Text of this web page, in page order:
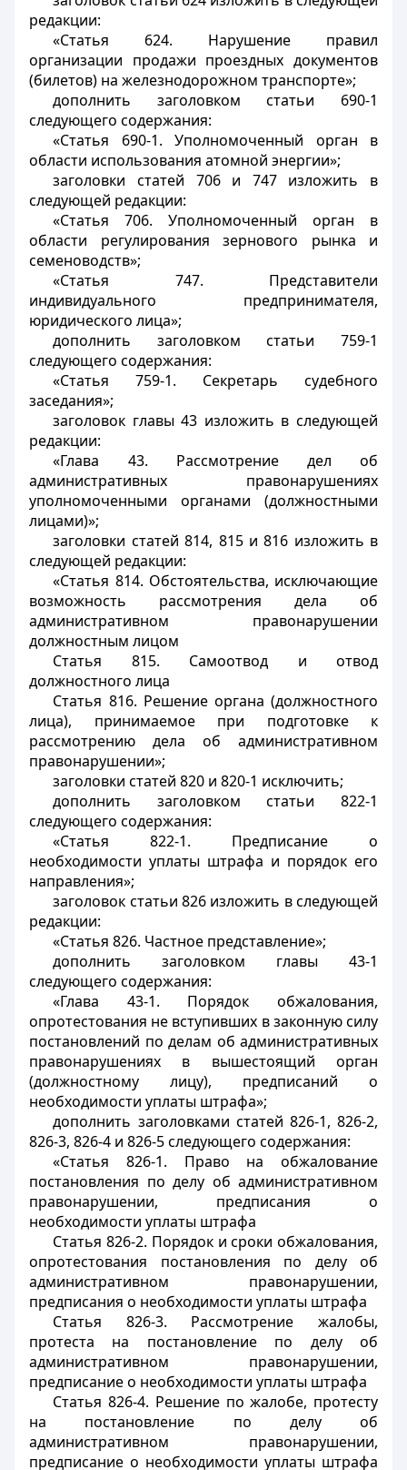
редакции:
«Статья 624. Нарушение правил
организации продажи проездных документов
(билетов) на железнодорожном транспорте»;
дополнить заголовком статьи 690-1
следующего содержания:
«Статья 690-1. Уполномоченный орган в
области использования атомной энергии»;
заголовки статей 706 и 747 изложить в
следующей редакции:
«Статья 706. Уполномоченный орган в
области регулирования зернового рынка и
семеноводств»;
«Статья 747. Представители
индивидуального предпринимателя,
юридического лица»;
дополнить заголовком статьи 759-1
следующего содержания:
«Статья 759-1. Секретарь судебного
заседания»;
заголовок главы 43 изложить в следующей
редакции:
«Глава 43. Рассмотрение дел об
административных правонарушениях
уполномоченными органами (должностными
лицами)»;
заголовки статей 814, 815 и 816 изложить в
следующей редакции:
«Статья 814. Обстоятельства, исключающие
возможность рассмотрения дела об
административном правонарушении
должностным лицом
Статья 815. Самоотвод и отвод
должностного лица
Статья 816. Решение органа (должностного
лица), принимаемое при подготовке к
рассмотрению дела об административном
правонарушении»;
заголовки статей 820 и 820-1 исключить;
дополнить заголовком статьи 822-1
следующего содержания:
«Статья 822-1. Предписание о
необходимости уплаты штрафа и порядок его
направления»;
заголовок статьи 826 изложить в следующей
редакции:
«Статья 826. Частное представление»;
дополнить заголовком главы 43-1
следующего содержания:
«Глава 43-1. Порядок обжалования,
опротестования не вступивших в законную силу
постановлений по делам об административных
правонарушениях в вышестоящий орган
(должностному лицу), предписаний о
необходимости уплаты штрафа»;
дополнить заголовками статей 826-1, 826-2,
826-3, 826-4 и 826-5 следующего содержания:
«Статья 826-1. Право на обжалование
постановления по делу об административном
правонарушении, предписания о
необходимости уплаты штрафа
Статья 826-2. Порядок и сроки обжалования,
опротестования постановления по делу об
административном правонарушении,
предписания о необходимости уплаты штрафа
Статья 826-3. Рассмотрение жалобы,
протеста на постановление по делу об
административном правонарушении,
предписание о необходимости уплаты штрафа
Статья 826-4. Решение по жалобе, протесту
на постановление по делу об
административном правонарушении,
предписание о необходимости уплаты штрафа